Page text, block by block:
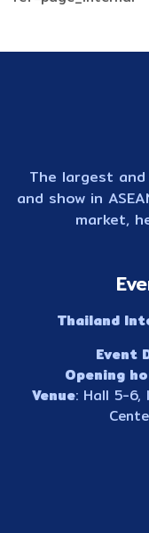
The largest
and show in
market,
Thailand
Event
Opening
Venue: Hall 5-6,